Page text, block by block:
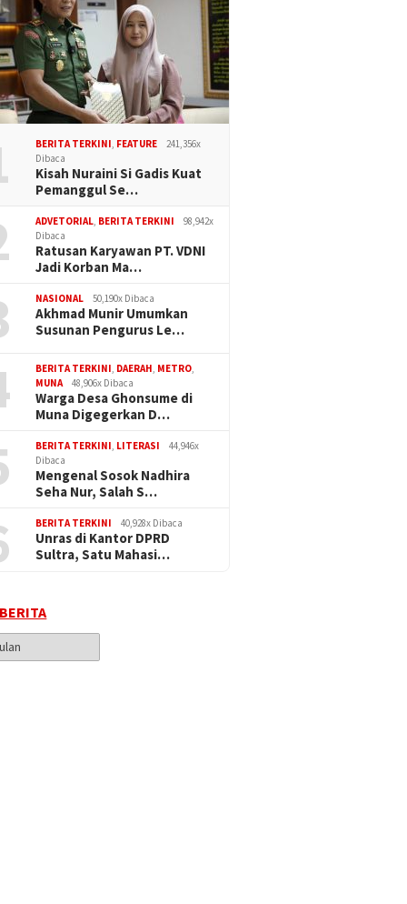
BERITA TERKINI FEATURE
241,356x
Dibaca
Kisah Nuraini Si Gadis Kuat
Pemanggul Se…
ADVETORIAL BERITA TERKINI
98,942x
Dibaca
Ratusan Karyawan PT. VDNI
Jadi Korban Ma…
NASIONAL 50,190x Dibaca
Akhmad Munir Umumkan
Susunan Pengurus Le…
BERITA TERKINI DAERAH METRO
MUNA
48,906x Dibaca
Warga Desa Ghonsume di
Muna Digegerkan D…
BERITA TERKINI LITERASI
44,946x
Dibaca
Mengenal Sosok Nadhira
Seha Nur, Salah S…
BERITA TERKINI 40,928x Dibaca
Unras di Kantor DPRD
Sultra, Satu Mahasi…